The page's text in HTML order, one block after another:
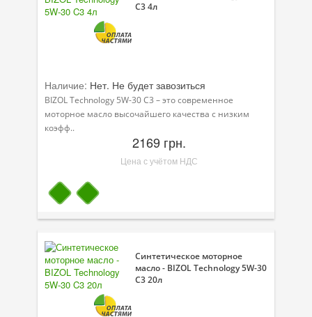
C3 4л
Наличие: Нет. Не будет завозиться
BIZOL Technology 5W-30 C3 – это современное
моторное масло высочайшего качества с низким
коэфф..
2169 грн.
Цена с учётом НДС
Синтетическое моторное
масло - BIZOL Technology 5W-30
C3 20л